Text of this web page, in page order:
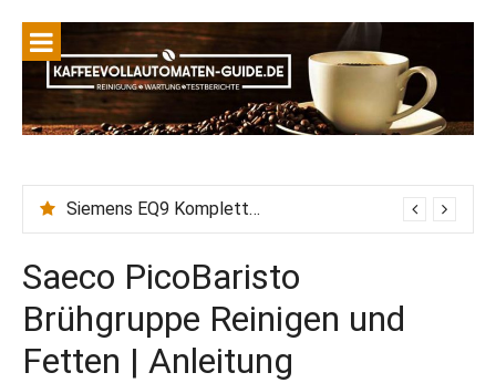
Siemens EQ9 Komplettreinigung: Kaffeefett, Milchsystem, Brühgruppe, Innenraum + Gehäuse optimal pflegen
Saeco PicoBaristo
Brühgruppe Reinigen und
Fetten | Anleitung